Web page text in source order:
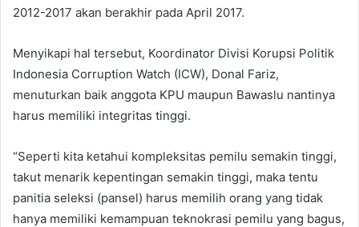
2012-2017 akan berakhir pada April 2017.
Menyikapi hal tersebut, Koordinator Divisi Korupsi Politik
Indonesia Corruption Watch (ICW), Donal Fariz,
menuturkan baik anggota KPU maupun Bawaslu nantinya
harus memiliki integritas tinggi.
“Seperti kita ketahui kompleksitas pemilu semakin tinggi,
takut menarik kepentingan semakin tinggi, maka tentu
panitia seleksi (pansel) harus memilih orang yang tidak
hanya memiliki kemampuan teknokrasi pemilu yang bagus,